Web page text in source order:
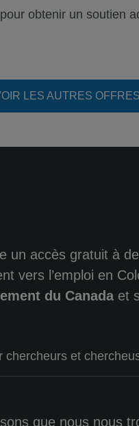
obtenir un soutien
LES AUTRES
un accès gratuit à
vers l’emploi en
du Canadaet
chercheurs et
que nous nous